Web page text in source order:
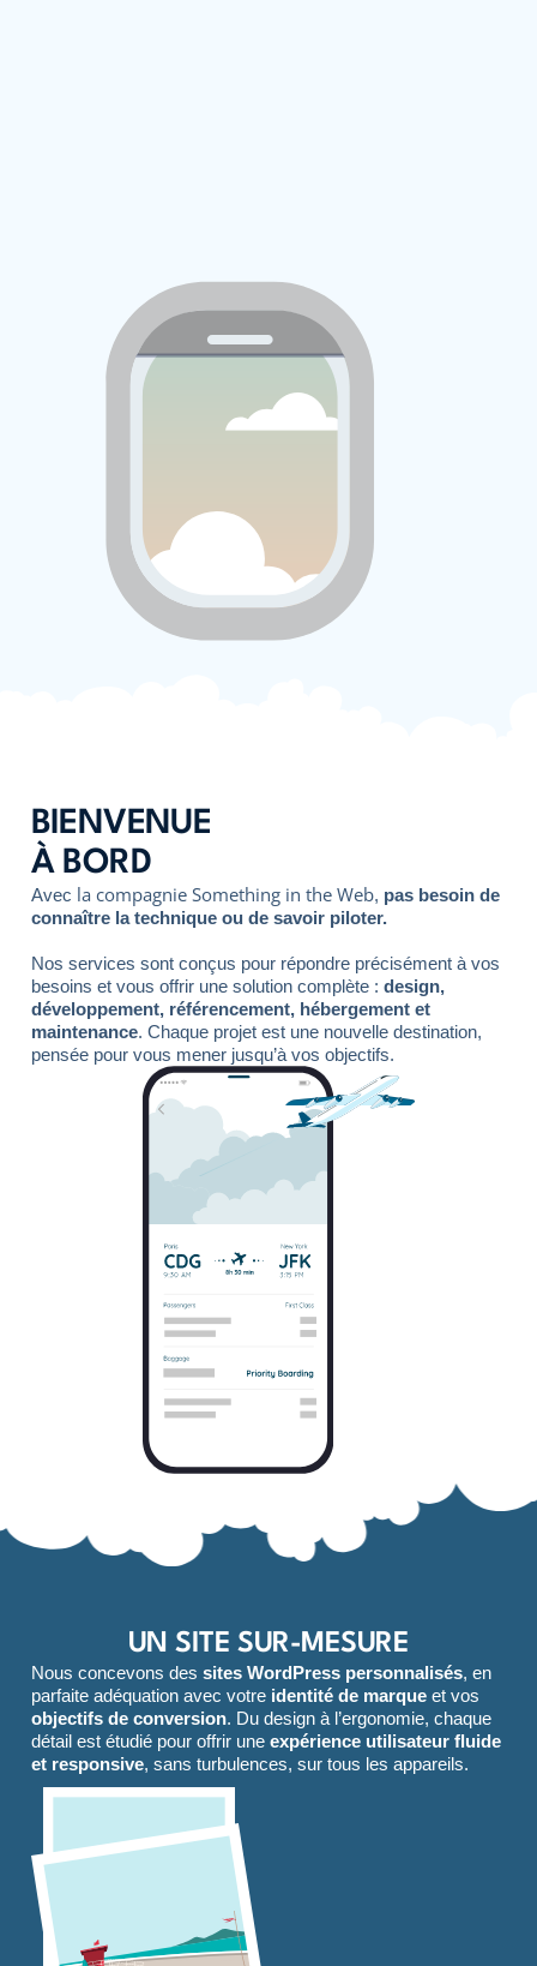
BIENVENUE
À BORD
Avec la compagnie Something in the Web, pas besoin de
connaître la technique ou de savoir piloter.
Nos services sont conçus pour répondre précisément à vos
besoins et vous offrir une solution complète : design,
développement, référencement, hébergement et
maintenance. Chaque projet est une nouvelle destination,
pensée pour vous mener jusqu’à vos objectifs.
UN SITE SUR-MESURE
Nous concevons des sites WordPress personnalisés, en
parfaite adéquation avec votre identité de marqueet vos
objectifs de conversion. Du design à l’ergonomie, chaque
détail est étudié pour offrir une expérience utilisateur fluide
et responsive, sans turbulences, sur tous les appareils.